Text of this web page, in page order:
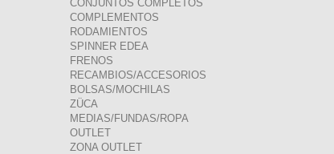
CONJUNTOS COMPLETOS
COMPLEMENTOS
RODAMIENTOS
SPINNER EDEA
FRENOS
RECAMBIOS/ACCESORIOS
BOLSAS/MOCHILAS
ZÜCA
MEDIAS/FUNDAS/ROPA
OUTLET
ZONA OUTLET